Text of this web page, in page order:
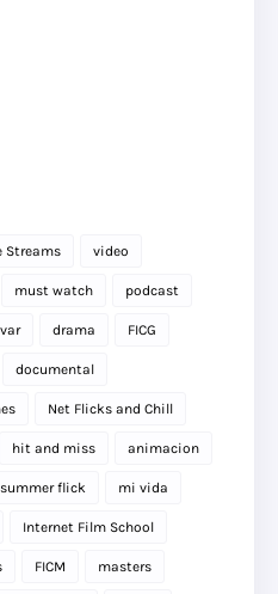
Streams video
must watch podcast
drama FICG
documental
Net Flicks and Chill
hit and miss animacion
summer flick mi vida
Internet Film School
FICM masters